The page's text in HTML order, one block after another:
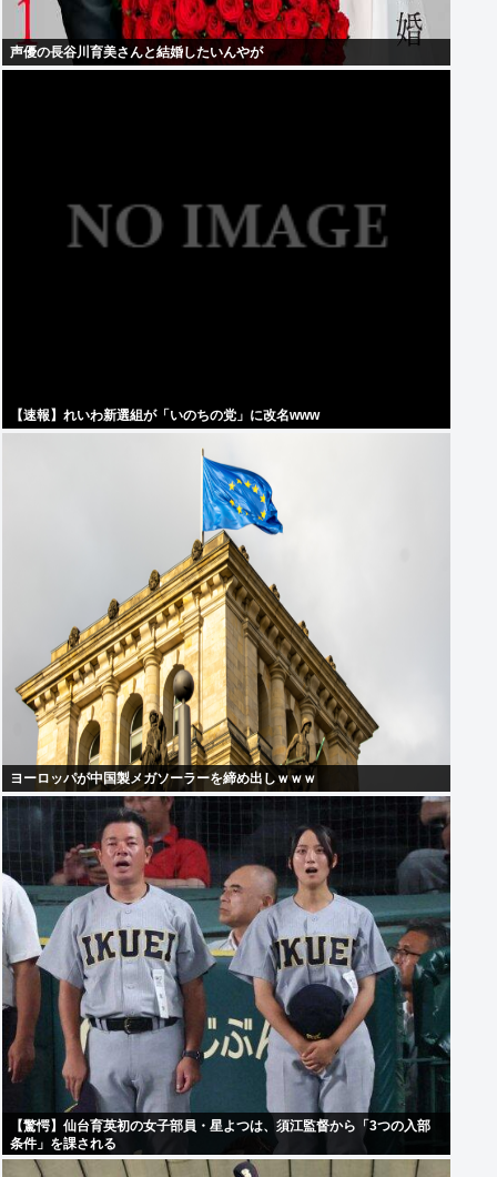
声優の長谷川育美さんと結婚したいんやが
【速報】れいわ新選組が「いのちの党」に改名www
ヨーロッパが中国製メガソーラーを締め出しｗｗｗ
【驚愕】仙台育英初の女子部員・星よつは、須江監督から「3つの入部
条件」を課される